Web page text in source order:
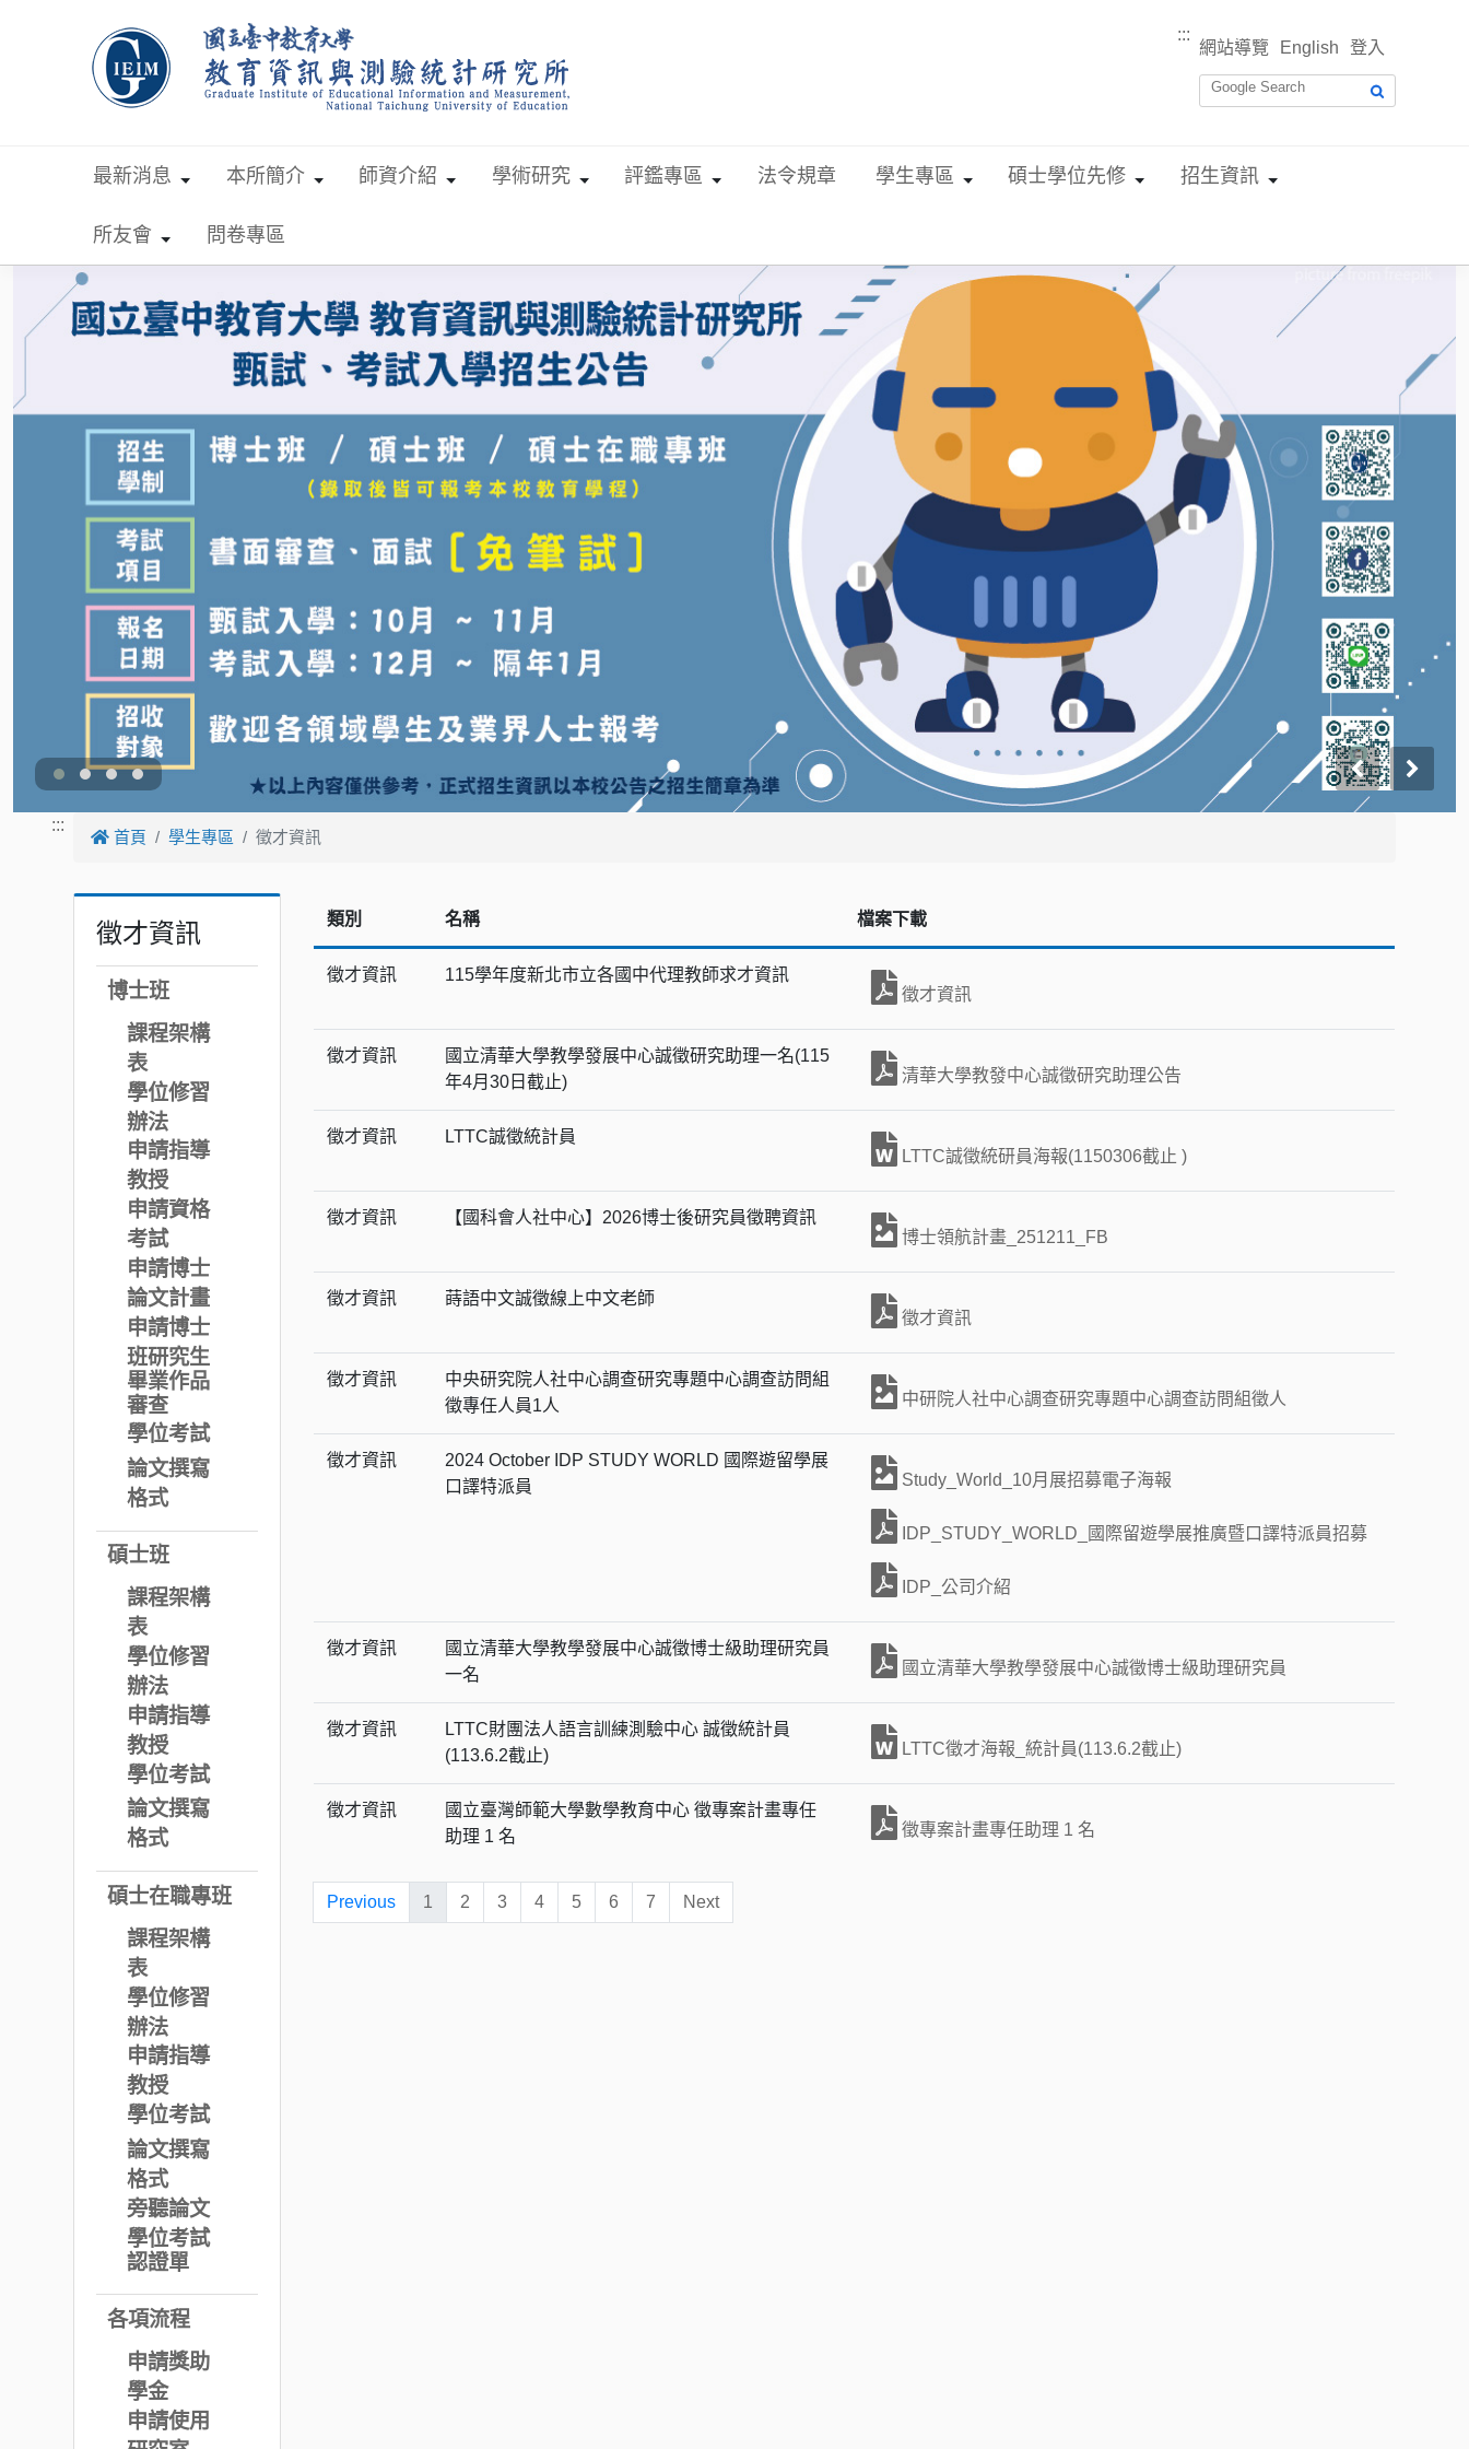
:::
網站導覽 English 登入
最新消息 本所簡介 師資介紹 學術研究 評鑑專區 法令規章 學生專區 碩士學位先修 招生資訊
所友會 問卷專區
:::
首頁 學生專區 徵才資訊
徵才資訊
博士班
課程架構
表
學位修習
辦法
申請指導
教授
申請資格
考試
申請博士
論文計畫
申請博士
班研究生
畢業作品
審查
學位考試
論文撰寫
格式
碩士班
課程架構
表
學位修習
辦法
申請指導
教授
學位考試
論文撰寫
格式
碩士在職專班
課程架構
表
學位修習
辦法
申請指導
教授
學位考試
論文撰寫
格式
旁聽論文
學位考試
認證單
各項流程
申請獎助
學金
申請使用
類別 名稱 檔案下載
徵才資訊
115學年度新北市立各國中代理教師求才資訊
徵才資訊
徵才資訊
國立清華大學教學發展中心誠徵研究助理一名(115
年4月30日截止)
清華大學教發中心誠徵研究助理公告
徵才資訊
LTTC誠徵統計員
LTTC誠徵統研員海報(1150306截止 )
徵才資訊
【國科會人社中心】2026博士後研究員徵聘資訊
博士領航計畫_251211_FB
徵才資訊
蒔語中文誠徵線上中文老師
徵才資訊
徵才資訊
中央研究院人社中心調查研究專題中心調查訪問組
徵專任人員1人
中研院人社中心調查研究專題中心調查訪問組徵人
徵才資訊
2024 October IDP STUDY WORLD 國際遊留學展
口譯特派員
Study_World_10月展招募電子海報
IDP_STUDY_WORLD_國際留遊學展推廣暨口譯特派員招募
IDP_公司介紹
徵才資訊
國立清華大學教學發展中心誠徵博士級助理研究員
一名
國立清華大學教學發展中心誠徵博士級助理研究員
徵才資訊
LTTC財團法人語言訓練測驗中心 誠徵統計員
(113.6.2截止)
LTTC徵才海報_統計員(113.6.2截止)
徵才資訊
國立臺灣師範大學數學教育中心 徵專案計畫專任
助理 1 名
徵專案計畫專任助理 1 名
Previous 1 2 3 4 5 6 7 Next